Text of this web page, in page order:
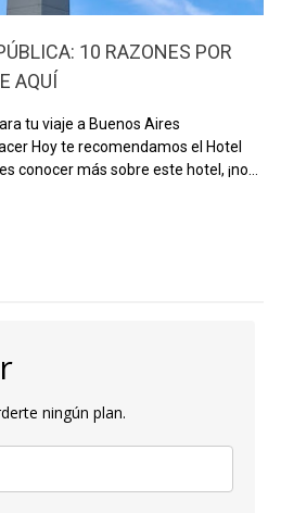
10 RAZONES POR
AQUÍ
tu viaje a Buenos Aires
Hoy te recomendamos el Hotel
conocer más sobre este hotel, ¡no
ningún plan.